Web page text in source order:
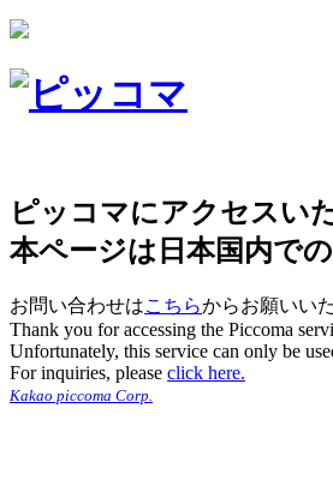
ピッコマにアクセスい
本ページは日本国内で
お問い合わせはこちらからお願いい
Thank you for accessing the Piccoma
Unfortunately, this service can only be
For inquiries, please click here.
Kakao piccoma Corp.